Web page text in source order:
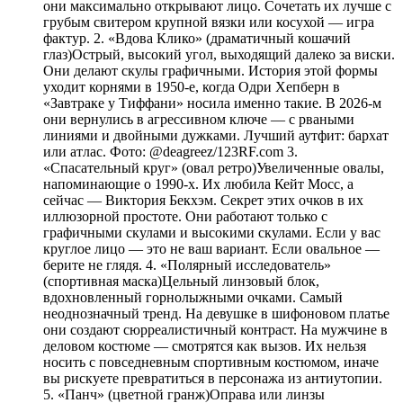
они максимально открывают лицо. Сочетать их лучше с
грубым свитером крупной вязки или косухой — игра
фактур. 2. «Вдова Клико» (драматичный кошачий
глаз)Острый, высокий угол, выходящий далеко за виски.
Они делают скулы графичными. История этой формы
уходит корнями в 1950-е, когда Одри Хепберн в
«Завтраке у Тиффани» носила именно такие. В 2026-м
они вернулись в агрессивном ключе — с рваными
линиями и двойными дужками. Лучший аутфит: бархат
или атлас. Фото: @deagreez/123RF.com 3.
«Спасательный круг» (овал ретро)Увеличенные овалы,
напоминающие о 1990-х. Их любила Кейт Мосс, а
сейчас — Виктория Бекхэм. Секрет этих очков в их
иллюзорной простоте. Они работают только с
графичными скулами и высокими скулами. Если у вас
круглое лицо — это не ваш вариант. Если овальное —
берите не глядя. 4. «Полярный исследователь»
(спортивная маска)Цельный линзовый блок,
вдохновленный горнолыжными очками. Самый
неоднозначный тренд. На девушке в шифоновом платье
они создают сюрреалистичный контраст. На мужчине в
деловом костюме — смотрятся как вызов. Их нельзя
носить с повседневным спортивным костюмом, иначе
вы рискуете превратиться в персонажа из антиутопии.
5. «Панч» (цветной гранж)Оправа или линзы